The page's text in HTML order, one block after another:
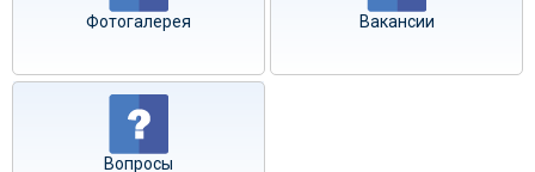
Фотогалерея Вакансии
Вопросы